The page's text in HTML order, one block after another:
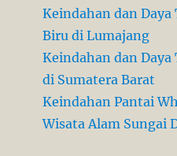
Keindahan dan
Biru di Lumajang
Keindahan dan
di Sumatera Barat
Keindahan Pantai
Wisata Alam Sungai